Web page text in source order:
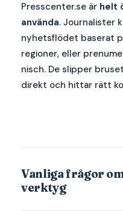
Presscenter.se är helt
använda. Journalister
nyhetsflödet baserat
regioner, eller
nisch. De slipper
direkt och hittar rätt
Vanliga frågor
verktyg